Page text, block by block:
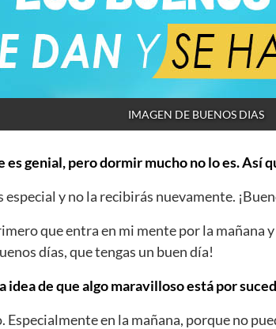
IMAGEN DE BUENOS DIAS
es genial, pero dormir mucho no lo es. Así
especial y no la recibirás nuevamente.
que entra en mi mente por la mañana
días, que tengas un buen día!
idea de que algo maravilloso está por
Especialmente en la mañana, porque no